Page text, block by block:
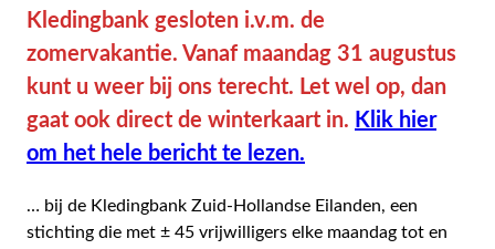
Kledingbank gesloten i.v.m. de
zomervakantie. Vanaf maandag 31 augustus
kunt u weer bij ons terecht. Let wel op, dan
gaat ook direct de winterkaart in. Klik hier
om het hele bericht te lezen.
… bij de Kledingbank Zuid-Hollandse Eilanden, een
stichting die met ± 45 vrijwilligers elke maandag tot en